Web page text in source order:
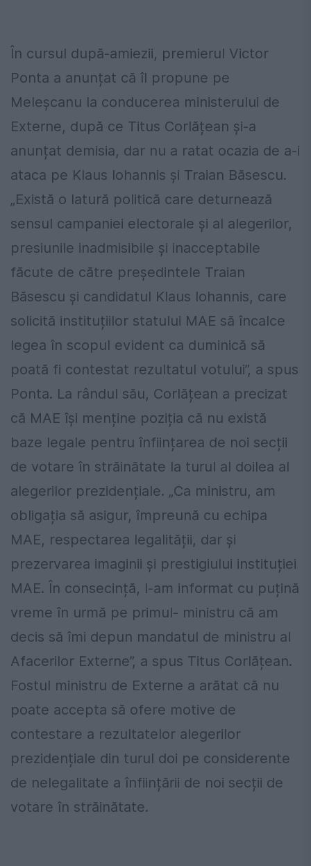
În cursul după-amiezii, premierul Victor
Ponta a anunțat că îl propune pe
Meleșcanu la conducerea ministerului de
Externe, după ce Titus Corlățean și-a
anunțat demisia, dar nu a ratat ocazia de a-i
ataca pe Klaus Iohannis și Traian Băsescu.
„Există o latură politică care deturnează
sensul campaniei electorale și al alegerilor,
presiunile inadmisibile și inacceptabile
făcute de către președintele Traian
Băsescu și candidatul Klaus Iohannis, care
solicită instituțiilor statului MAE să încalce
legea în scopul evident ca duminică să
poată fi contestat rezultatul votului”, a spus
Ponta. La rândul său, Corlățean a precizat
că MAE își menține poziția că nu există
baze legale pentru înființarea de noi secții
de votare în străinătate la turul al doilea al
alegerilor prezidențiale. „Ca ministru, am
obligația să asigur, împreună cu echipa
MAE, respectarea legalității, dar și
prezervarea imaginii și prestigiului instituției
MAE. În consecință, l-am informat cu puțină
vreme în urmă pe primul- ministru că am
decis să îmi depun mandatul de ministru al
Afacerilor Externe”, a spus Titus Corlățean.
Fostul ministru de Externe a arătat că nu
poate accepta să ofere motive de
contestare a rezultatelor alegerilor
prezidențiale din turul doi pe considerente
de nelegalitate a înființării de noi secții de
votare în străinătate.